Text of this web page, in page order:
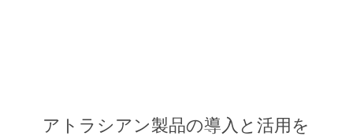
アトラシアン製品の導入と活用を